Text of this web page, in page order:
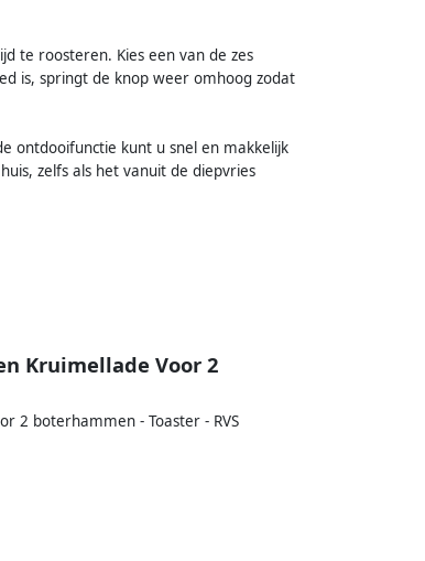
te roosteren. Kies een van de zes
is, springt de knop weer omhoog zodat
ontdooifunctie kunt u snel en makkelijk
zelfs als het vanuit de diepvries
Kruimellade Voor 2
2 boterhammen - Toaster - RVS